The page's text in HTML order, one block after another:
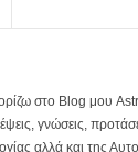
στο Blog μου
γνώσεις,
αλλά και της